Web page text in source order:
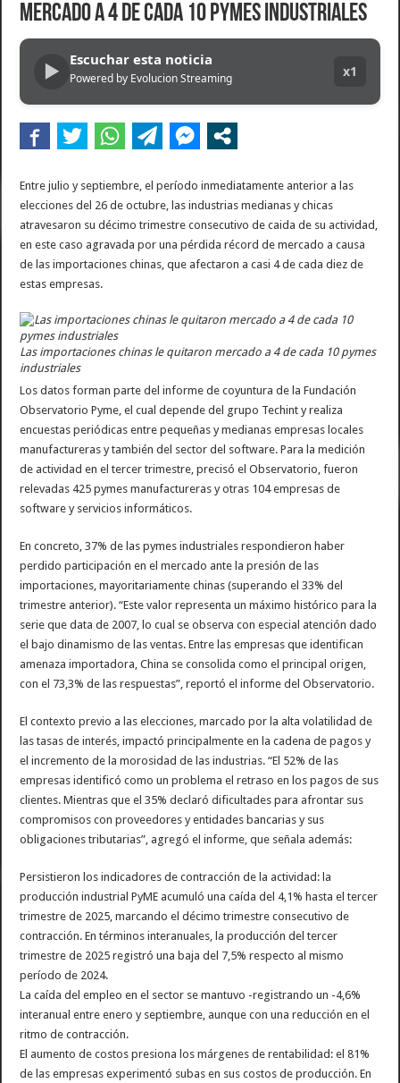
mercado a 4 de cada 10 pymes industriales
▶ Escuchar esta noticia
Powered by Evolucion Streaming x1
Entre julio y septiembre, el período inmediatamente anterior a las
elecciones del 26 de octubre, las industrias medianas y chicas
atravesaron su décimo trimestre consecutivo de caida de su actividad,
en este caso agravada por una pérdida récord de mercado a causa
de las importaciones chinas, que afectaron a casi 4 de cada diez de
estas empresas.
Las importaciones chinas le quitaron mercado a 4 de cada 10 pymes
industriales
Los datos forman parte del informe de coyuntura de la Fundación
Observatorio Pyme, el cual depende del grupo Techint y realiza
encuestas periódicas entre pequeñas y medianas empresas locales
manufactureras y también del sector del software. Para la medición
de actividad en el tercer trimestre, precisó el Observatorio, fueron
relevadas 425 pymes manufactureras y otras 104 empresas de
software y servicios informáticos.
En concreto, 37% de las pymes industriales respondieron haber
perdido participación en el mercado ante la presión de las
importaciones, mayoritariamente chinas (superando el 33% del
trimestre anterior). “Este valor representa un máximo histórico para la
serie que data de 2007, lo cual se observa con especial atención dado
el bajo dinamismo de las ventas. Entre las empresas que identifican
amenaza importadora, China se consolida como el principal origen,
con el 73,3% de las respuestas”, reportó el informe del Observatorio.
El contexto previo a las elecciones, marcado por la alta volatilidad de
las tasas de interés, impactó principalmente en la cadena de pagos y
el incremento de la morosidad de las industrias. “El 52% de las
empresas identificó como un problema el retraso en los pagos de sus
clientes. Mientras que el 35% declaró dificultades para afrontar sus
compromisos con proveedores y entidades bancarias y sus
obligaciones tributarias”, agregó el informe, que señala además:
Persistieron los indicadores de contracción de la actividad: la
producción industrial PyME acumuló una caída del 4,1% hasta el tercer
trimestre de 2025, marcando el décimo trimestre consecutivo de
contracción. En términos interanuales, la producción del tercer
trimestre de 2025 registró una baja del 7,5% respecto al mismo
período de 2024.
La caída del empleo en el sector se mantuvo -registrando un -4,6%
interanual entre enero y septiembre, aunque con una reducción en el
ritmo de contracción.
El aumento de costos presiona los márgenes de rentabilidad: el 81%
de las empresas experimentó subas en sus costos de producción. En